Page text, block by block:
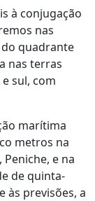
à conjugação
nas
do quadrante
nas terras
sul, com
marítima
metros na
e na
de quinta-
às previsões, a